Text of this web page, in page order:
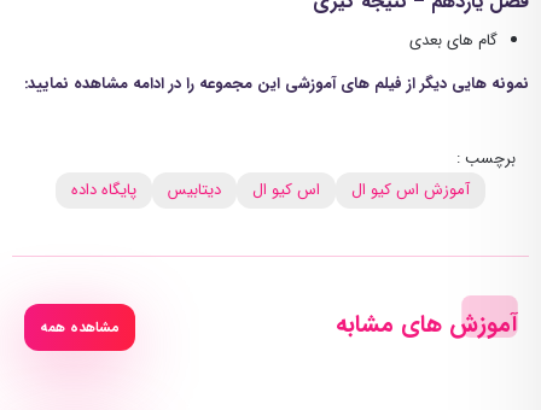
گام های بعدی
نمونه هایی دیگر از فیلم های آموزشی این مجموعه را در ادامه مشاهده نمایید:
برچسب :
آموزش اس کیو ال
اس کیو ال دیتابیس پایگاه داده
آموزش های مشابه مشاهده همه